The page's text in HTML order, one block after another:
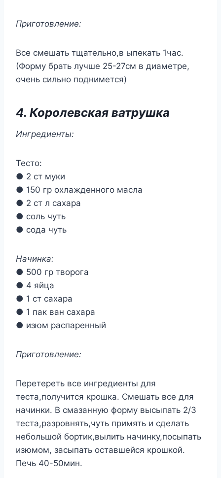
Приготовление:
Все смешать тщательно,в ыпекать 1час.
(Форму брать лучше 25-27см в диаметре,
очень сильно поднимется)
4. Королевская ватрушка
Ингредиенты:
Тесто:
● 2 ст муки
● 150 гр охлажденного масла
● 2 ст л сахара
● соль чуть
● сода чуть
Начинка:
● 500 гр творога
● 4 яйца
● 1 ст сахара
● 1 пак ван сахара
● изюм распаренный
Приготовление:
Перетереть все ингредиенты для
теста,получится крошка. Смешать все для
начинки. В смазанную форму высыпать 2/3
теста,разровнять,чуть примять и сделать
небольшой бортик,вылить начинку,посыпать
изюмом, засыпать оставшейся крошкой.
Печь 40-50мин.